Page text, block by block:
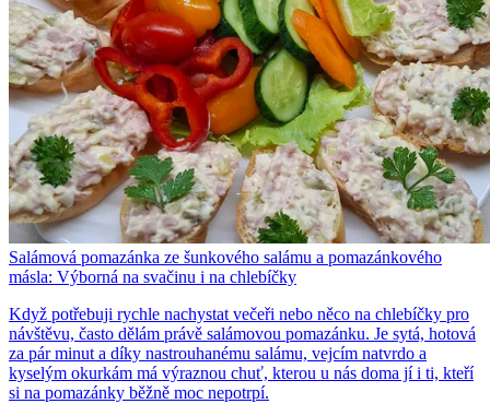
Salámová pomazánka ze šunkového salámu a pomazánkového
másla: Výborná na svačinu i na chlebíčky
Když potřebuji rychle nachystat večeři nebo něco na chlebíčky pro
návštěvu, často dělám právě salámovou pomazánku. Je sytá, hotová
za pár minut a díky nastrouhanému salámu, vejcím natvrdo a
kyselým okurkám má výraznou chuť, kterou u nás doma jí i ti, kteří
si na pomazánky běžně moc nepotrpí.